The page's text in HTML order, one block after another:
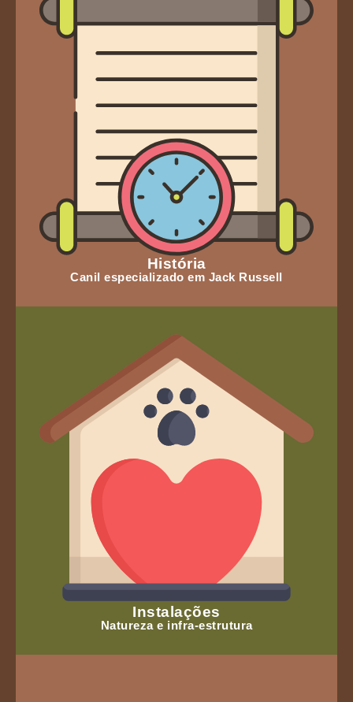
História
Canil especializado em Jack Russell
Instalações
Natureza e infra-estrutura